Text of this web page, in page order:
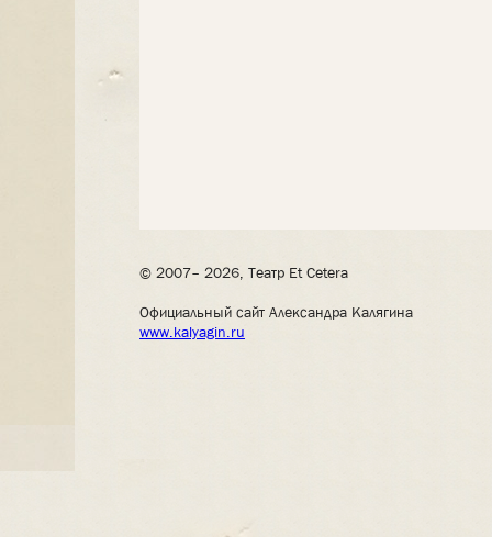
© 2007– 2026, Театр Et Cetera
Официальный сайт Александра Калягина
www.kalyagin.ru